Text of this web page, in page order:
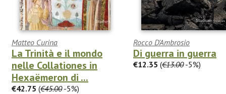
Matteo Curina
La Trinità e il mondo
nelle Collationes in
Hexaëmeron di ...
€42.75 (€45.00-5%)
Rocco D'Ambrosio
Di guerra in guerra
€12.35 (€13.00-5%)